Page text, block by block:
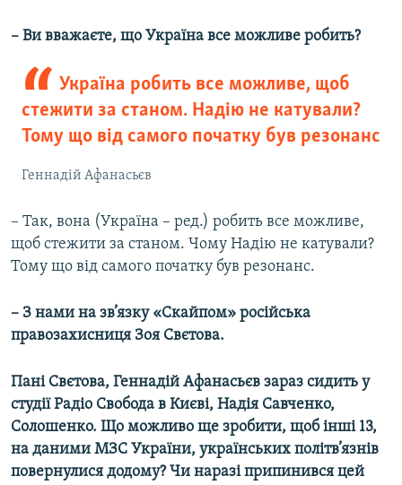
– Ви вважаєте, що Україна все можливе робить?
Україна робить все можливе, щоб
стежити за станом. Надію не катували?
Тому що від самого початку був резонанс
Геннадій Афанасьєв
– Так, вона (Україна – ред.) робить все можливе,
щоб стежити за станом. Чому Надію не катували?
Тому що від самого початку був резонанс.
– З нами на зв’язку «Скайпом» російська
правозахисниця Зоя Свєтова.
Пані Свєтова, Геннадій Афанасьєв зараз сидить у
студії Радіо Свобода в Києві, Надія Савченко,
Солошенко. Що можливо ще зробити, щоб інші 13,
на даними МЗС України, українських політв’язнів
повернулися додому? Чи наразі припинився цей